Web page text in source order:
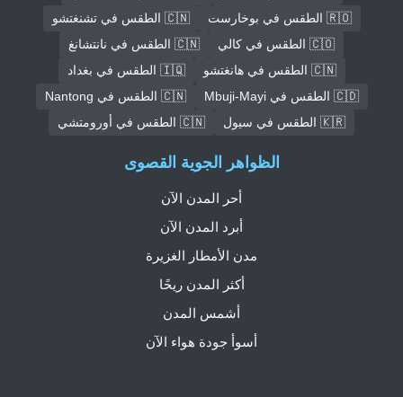
🇷🇴 الطقس في بوخارست
🇨🇳 الطقس في تشنغتشو
🇨🇴 الطقس في كالي
🇨🇳 الطقس في نانتشانغ
🇨🇳 الطقس في هانغتشو
🇮🇶 الطقس في بغداد
🇨🇩 الطقس في Mbuji-Mayi
🇨🇳 الطقس في Nantong
🇰🇷 الطقس في سيول
🇨🇳 الطقس في أورومتشي
الظواهر الجوية القصوى
أحر المدن الآن
أبرد المدن الآن
مدن الأمطار الغزيرة
أكثر المدن ريحًا
أشمس المدن
أسوأ جودة هواء الآن